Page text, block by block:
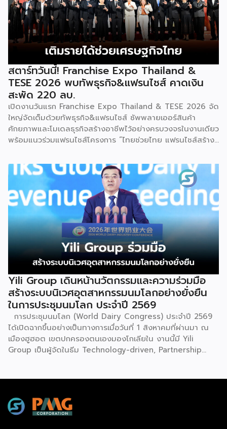
เป็นงานแสดงธุรกิจแฟรนไชส์ชั้นนำที่จัดขึ้นโดย บริษัท พีเอ็มจี
คอร์ปอเรชัน จำกัด เพื่อยกระดับศักยภาพของผู้ประกอบการและ
เจ้าของธุรกิจที่ต้องการขยายกิจการผ่านระบบแฟรนไชส์ […]
สตาร์ทวันนี้! Franchise Expo Thailand &
TESE 2026 พบทัพธุรกิจ&แฟรนไชส์ คาดเงิน
สะพัด 220 ลบ.
เปิดงานวันแรก Franchise Expo Thailand & TESE 2026 จัด
ใหญ่จัดเต็มด้วยทัพธุรกิจ&แฟรนไชส์ ซัพพลายเออร์สินค้า
ศักยภาพและโมเดลธุรกิจสร้างอาชีพไว้อย่างครบวงจรในงานเดียว
พร้อมแนวร่วมแฟรนไชส์โครงการ “ไทยช่วยไทย แฟรนไชส์สร้าง
รวมกว่า 250 บูธ บนพื้นที่ 15,000 ตารางเมตร หวังเป็นทาง
เลือกสร้างรายได้เพิ่มและพยุงเศรษฐกิจไทยให้ฟื้นตัว เสิร์ฟครบ
จบในงานด้วยสินเชื่อ และทำเลทองทั่วประเทศ พร้อมเสวนาให้
ความรู้โดยผู้ทรงคุณวุฒิคับคั่ง และกิจกรรมเจรจาจับคู่ธุรกิจทั้งใน
และต่างประเทศ งานจัดต่อเนื่องระหว่างวันที่ 6-9 สิงหาคมนี้ ที่
ฮอลล์ 6-8 อิมแพ็คเมืองทองธานี คาดเม็ดเงินสะพัดในงานราว
220 ล้านบาท นายพูนพงษ์ นัยนาภากรณ์ อธิบดีกรมพัฒนา
ธุรกิจการค้า กระทรวงพาณิชย์ กล่าวว่า งาน ” Franchise Expo
Thailand & Thailand E-Commerce Selection Expo
(TESE 2026) เป็นเวทีแสดงธุรกิจแฟรนไชส์และโซลูชั่นส์แบบครบ
วงจร […]
Yili Group เดินหน้านวัตกรรมและความร่วมมือ
สร้างระบบนิเวศอุตสาหกรรมนมโลกอย่างยั่งยืน
ในการประชุมนมโลก ประจำปี 2569
การประชุมนมโลก (World Dairy Congress) ประจำปี 2569
ได้เปิดฉากขึ้นอย่างเป็นทางการเมื่อวันที่ 1 สิงหาคมที่ผ่านมา ณ
เมืองฮูฮอต เขตปกครองตนเองมองโกเลียใน งานนี้มี Yili
Group เป็นผู้จัดในธีม Technology-driven, Partnership
บริหารระดับสูงตลอดห่วงโซ่คุณค่าของอุตสาหกรรมนมทั่วโลก
ฮูฮอตขึ้นแท่นเมืองหลวงแห่งอุตสาหกรรมนมโลกอย่างเป็น